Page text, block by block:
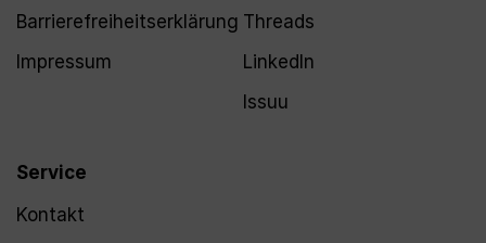
Barrierefreiheitserklärung
Impressum
Service
Kontakt
Threads
LinkedIn
Issuu